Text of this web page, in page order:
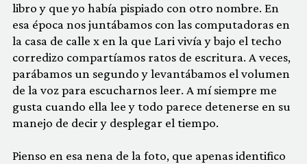
libro y que yo había pispiado con otro nombre. En
esa época nos juntábamos con las computadoras en
la casa de calle x en la que Lari vivía y bajo el techo
corredizo compartíamos ratos de escritura. A veces,
parábamos un segundo y levantábamos el volumen
de la voz para escucharnos leer. A mí siempre me
gusta cuando ella lee y todo parece detenerse en su
manejo de decir y desplegar el tiempo.
Pienso en esa nena de la foto, que apenas identifico